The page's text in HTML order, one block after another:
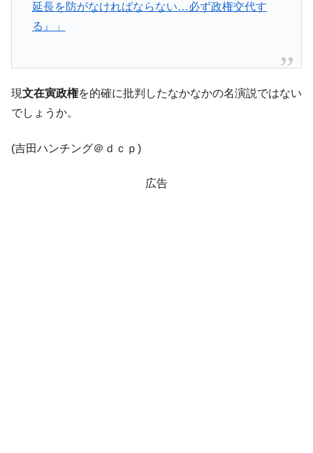
延長を防がなければならない…必ず政権交代す
る』」
現文在寅政権を的確に批判したなかなかの名演説ではない
でしょうか。
(吉田ハンチング＠ｄｃｐ)
広告